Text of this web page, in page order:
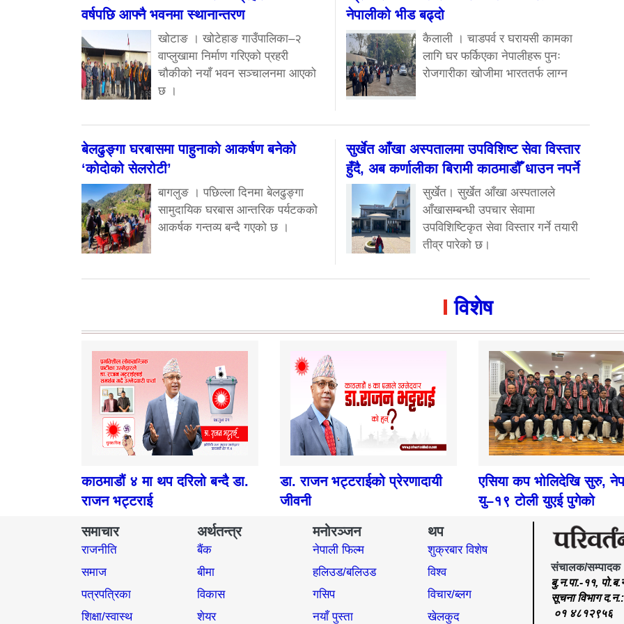
वर्षपछि आफ्नै भवनमा स्थानान्तरण
खोटाङ । खोटेहाङ गाउँपालिका–२
वाप्लुखामा निर्माण गरिएको प्रहरी
चौकीको नयाँ भवन सञ्चालनमा आएको
छ ।
नेपालीको भीड बढ्दो
कैलाली । चाडपर्व र घरायसी कामका
लागि घर फर्किएका नेपालीहरू पुनः
रोजगारीका खोजीमा भारततर्फ लाग्न
बेलढुङ्गा घरबासमा पाहुनाको आकर्षण बनेको
‘कोदोको सेलरोटी’
बागलुङ । पछिल्ला दिनमा बेलढुङ्गा
सामुदायिक घरबास आन्तरिक पर्यटकको
आकर्षक गन्तव्य बन्दै गएको छ ।
सुर्खेत आँखा अस्पतालमा उपविशिष्ट सेवा विस्तार
हुँदै, अब कर्णालीका बिरामी काठमाडौँ धाउन नपर्ने
सुर्खेत। सुर्खेत आँखा अस्पतालले
आँखासम्बन्धी उपचार सेवामा
उपविशिष्टिकृत सेवा विस्तार गर्ने तयारी
तीव्र पारेको छ।
विशेष
काठमाडौं ४ मा थप दरिलो बन्दै डा.
राजन भट्टराई
डा. राजन भट्टराईको प्रेरणादायी
जीवनी
एसिया कप भोलिदेखि सुरु,
यु–१९ टोली युएई पुगेको
समाचार
राजनीति
समाज​
पत्रपत्रिका
शिक्षा/स्वास्थ
अर्थतन्त्र
बैंक
बीमा
विकास
शेयर
मनोरञ्जन
नेपाली फिल्म
हलिउड/बलिउड
गसिप
नयाँ पुस्ता
थप
शुक्रबार विशेष
विश्व
विचार/ब्लग
खेलकुद
संचालक/सम्पादक
बु.न.पा.-११,
सूचना विभाग
०१ ४८१२९५६